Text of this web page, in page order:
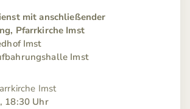
mit anschließender
Pfarrkirche Imst
Imst
Imst
Imst
18:30 Uhr